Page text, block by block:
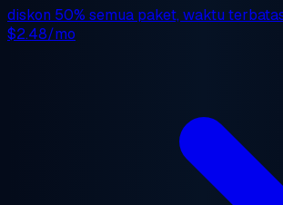
diskon 50% semua paket, waktu
$2.48/mo